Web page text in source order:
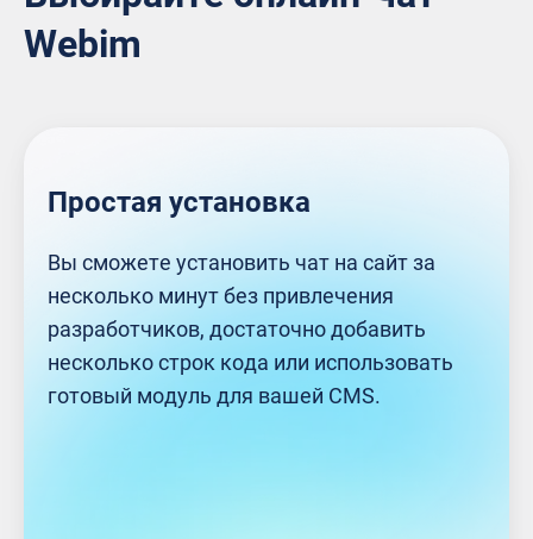
Webim
Простая установка
Вы сможете установить чат на сайт за
несколько минут без привлечения
разработчиков, достаточно добавить
несколько строк кода или использовать
готовый модуль для вашей CMS.